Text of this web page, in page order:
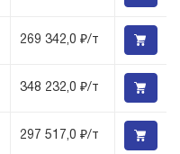
269 342,0 ₽/т
348 232,0 ₽/т
297 517,0 ₽/т